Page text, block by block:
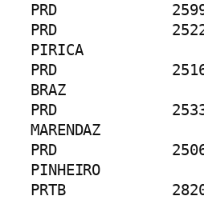
PRD		25222	MARLON
PIRICA
PRD		25164	RICARDO
BRAZ
PRD		25333	SUELLEN
MARENDAZ
PRD		25069	YASMIM
PINHEIRO
PRTB		28200	CARLOS